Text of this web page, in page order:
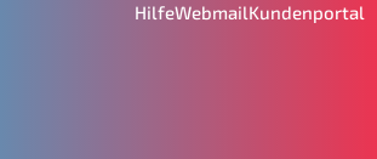
HilfeWebmailKundenportal